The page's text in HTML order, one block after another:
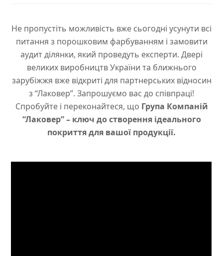
Не пропустіть можливість вже сьогодні усунути всі
питання з порошковим фарбуванням і замовити
аудит ділянки, який проведуть експерти. Двері
великих виробництв України та ближнього
зарубіжжя вже відкриті для партнерських відносин
з “Лаковер”. Запрошуємо вас до співпраці!
Спробуйте і переконайтеся, що Група Компаній
“Лаковер” – ключ до створення ідеального
покриття для вашої продукції.